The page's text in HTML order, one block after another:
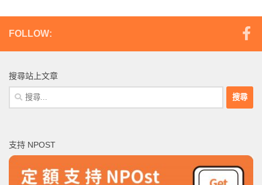
FOLLOW:
搜尋站上文章
搜
尋
字:
支持 NPOST